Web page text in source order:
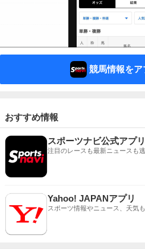
競馬情報をア
おすすめ情報
スポーツナビ公式アプリ
注目のレースも最新ニュースも
Yahoo! JAPANアプリ
スポーツ情報やニュース、天気